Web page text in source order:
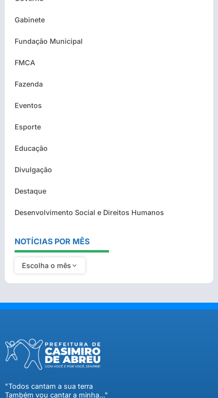
Gabinete
Fundação Municipal
FMCA
Fazenda
Eventos
Esporte
Educação
Divulgação
Destaque
Desenvolvimento Social e Direitos Humanos
NOTÍCIAS POR MÊS
Escolha o mês
"Todos cantam a sua terra
Também vou cantar a minha..."